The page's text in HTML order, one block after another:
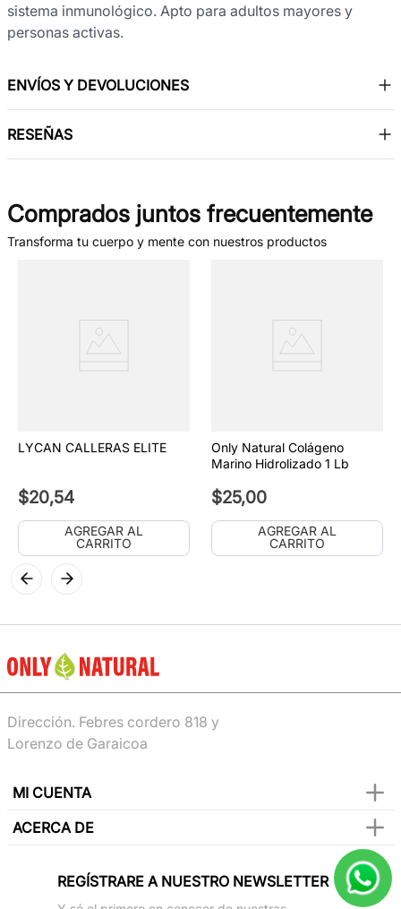
sistema inmunológico. Apto para adultos mayores y
personas activas.
ENVÍOS Y DEVOLUCIONES
RESEÑAS
Comprados juntos frecuentemente
Transforma tu cuerpo y mente con nuestros productos
LYCAN CALLERAS ELITE
$20,54
AGREGAR AL
CARRITO
Only Natural Colágeno
Marino Hidrolizado 1 Lb
$25,00
AGREGAR AL
CARRITO
Dirección. Febres cordero 818 y
Lorenzo de Garaicoa
MI CUENTA
ACERCA DE
REGÍSTRARE A NUESTRO NEWSLETTER